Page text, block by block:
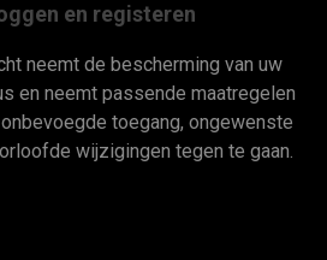
en registeren
neemt de bescherming van uw
en neemt passende maatregelen
toegang, ongewenste
wijzigingen tegen te gaan.